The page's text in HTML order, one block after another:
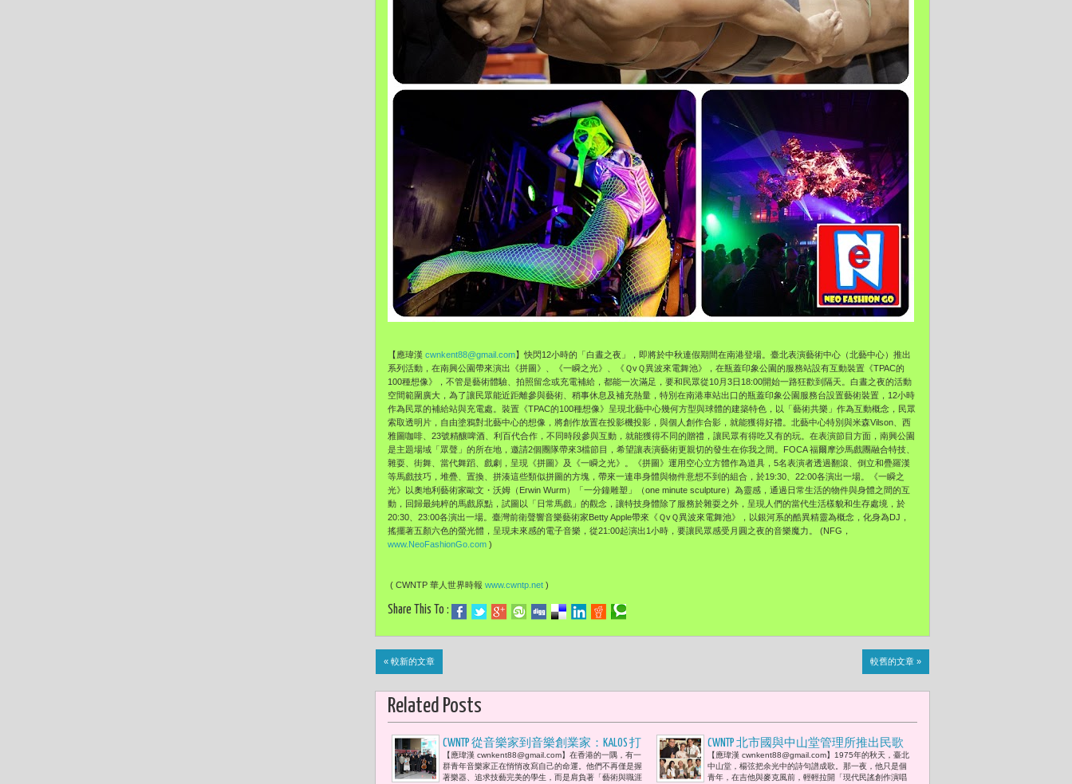
【應瑋漢 cwnkent88@gmail.com】快閃12小時的「白晝之夜」，即將於中秋連假期間在南港登場。臺北表演藝術中心（北藝中心）推出
系列活動，在南興公園帶來演出《拼圖》、《一瞬之光》、《ＱvＱ異波來電舞池》， 在瓶蓋印象公園的服務站設有互動裝置《TPAC的
100種想像》
，不管是藝術體驗、拍照留念或充電補給，都能一次滿足， 要和民眾從10月3日18:00開始一路狂歡到隔天。 白晝之夜的活動
空間範圍廣大，為了讓民眾能近距離參與藝術、 稍事休息及補充熱量， 特別在南港車站出口的瓶蓋印象公園服務台設置藝術裝置， 12小時
作為民眾的補給站與充電處。裝置《TPAC的100種想像》 呈現北藝中心幾何方型與球體的建築特色，以「藝術共樂」 作為互動概念，民眾
索取透明片，自由塗鴉對北藝中心的想像， 將創作放置在投影機投影，與個人創作合影，就能獲得好禮。 北藝中心特別與米森Vilson、西
雅圖咖啡、23號精釀啤酒、 利百代合作，不同時段參與互動，就能獲得不同的贈禮， 讓民眾有得吃又有的玩。在表演節目方面，南興公園
是主題場域「眾聲」的所在地，邀請2個團隊帶來3檔節目， 希望讓表演藝術更親切的發生在你我之間。FOCA 福爾摩沙馬戲團融合特技、
雜耍、街舞、當代舞蹈、戲劇，呈現《拼圖》及《一瞬之光》。《拼圖》運用空心立方體作為道具， 5名表演者透過翻滾、倒立和疊羅漢
等馬戲技巧，堆疊、置換、 拼湊這些類似拼圖的方塊，帶來一連串身體與物件意想不到的組合， 於19:30、22:00各演出一場。《一瞬之
光》 以奧地利藝術家歐文・沃姆（Erwin Wurm）「一分鐘雕塑」（one minute sculpture）為靈感， 通過日常生活的物件與身體之間的互
動，回歸最純粹的馬戲原點， 試圖以「日常馬戲」的觀念，讓特技身體除了服務於雜耍之外， 呈現人們的當代生活樣貌和生存處境，於
20:30、23:00各演出一場。臺灣前衛聲響音樂藝術家Betty Apple帶來《ＱvＱ異波來電舞池》， 以銀河系的酷異精靈為概念，化身為DJ，
搖擺著五顏六色的螢光體，呈現未來感的電子音樂，從21:00起演出1小時，要讓民眾感受月圓之夜的音樂魔力。 (NFG，
www.NeoFashionGo.com )
( CWNTP 華人世界時報 www.cwntp.net )
Share This To :
« 較新的文章 較舊的文章 »
Related Posts
CWNTP 從音樂家到音樂創業家：KALOS 打
造新世代古典音樂的職涯生態 .
【應瑋漢 cwnkent88@gmail.com】在香港的一隅，有一
群青年音樂家正在悄悄改寫自己的命運。他們不再僅是握
著樂器、追求技藝完美的學生，而是肩負著「藝術與職涯
CWNTP 北市國與中山堂管理所推出民歌
音樂劇《微風往事》(2010源自愛樂劇工
廠)盧學叡熱淚用心與方宥心、徐詣
【應瑋漢 cwnkent88@gmail.com】1975年的秋天，臺北
中山堂，楊弦把余光中的詩句譜成歌。那一夜，他只是個
青年，在吉他與麥克風前，輕輕拉開「現代民謠創作演唱